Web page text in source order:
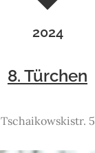
2024
8. Türchen
Tschaikowskistr. 5